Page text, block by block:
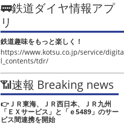
🚃鉄道ダイヤ情報アプ
リ
鉄道趣味をもっと楽しく！
https://www.kotsu.co.jp/service/digita
l_contents/tdr/
📶速報 Breaking news
👉ＪＲ東海、ＪＲ西日本、ＪＲ九州
「ＥＸサービス」と「ｅ5489」のサー
ビス間連携を開始